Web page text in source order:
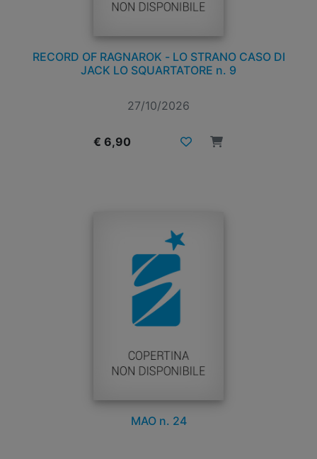
RECORD OF RAGNAROK - LO STRANO CASO DI
JACK LO SQUARTATORE n. 9
27/10/2026
€ 6,90
MAO n. 24